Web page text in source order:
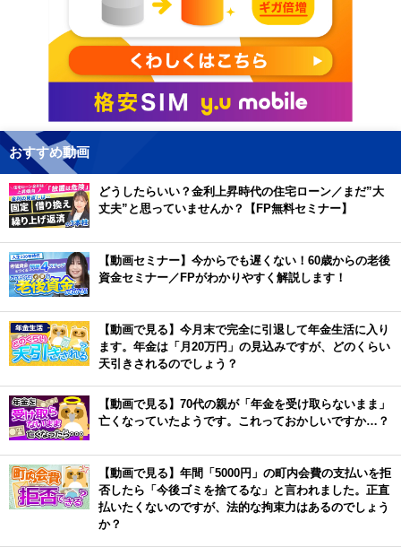
おすすめ動画
どうしたらいい？金利上昇時代の住宅ローン／まだ”大
丈夫”と思っていませんか？【FP無料セミナー】
【動画セミナー】今からでも遅くない！60歳からの老後
資金セミナー／FPがわかりやすく解説します！
【動画で見る】今月末で完全に引退して年金生活に入り
ます。年金は「月20万円」の見込みですが、どのくらい
天引きされるのでしょう？
【動画で見る】70代の親が「年金を受け取らないまま」
亡くなっていたようです。これっておかしいですか…？
【動画で見る】年間「5000円」の町内会費の支払いを拒
否したら「今後ゴミを捨てるな」と言われました。正直
払いたくないのですが、法的な拘束力はあるのでしょう
か？